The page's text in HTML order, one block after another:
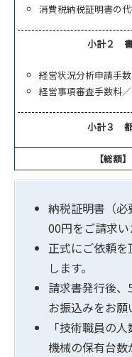
消費税納税証明書の
小計２
経営状況分析申請手
経営事項審査手数料
小計３
【総額】
納税証明書（
00円をご請求い
正式にご依頼
します。
請求書発行後
お振込みをお願
「技術職員の
機械の保有台